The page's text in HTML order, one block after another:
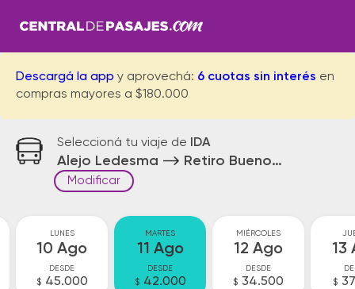
Descargá la app y aprovechá: 6 cuotas sin interés en
compras mayores a $180.000
Seleccioná tu viaje de IDA
Alejo Ledesma Retiro Buenos Aires
Modificar
LUNES
10 Ago
DESDE
$ 45.000
MARTES
11 Ago
DESDE
$ 42.000
MIÉRCOLES
12 Ago
DESDE
$ 34.500
13
$